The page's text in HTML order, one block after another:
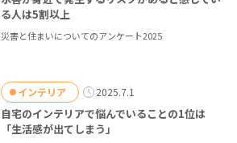
る人は5割以上
災害と住まいについてのアンケート2025
インテリア 2025.7.1
自宅のインテリアで悩んでいることの1位は
「生活感が出てしまう」